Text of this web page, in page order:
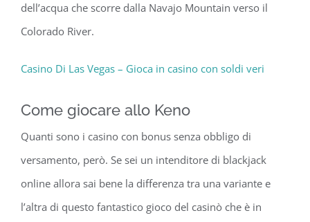
dell’acqua che scorre dalla Navajo Mountain verso il
Colorado River.
Casino Di Las Vegas – Gioca in casino con soldi veri
Come giocare allo Keno
Quanti sono i casino con bonus senza obbligo di
versamento, però. Se sei un intenditore di blackjack
online allora sai bene la differenza tra una variante e
l’altra di questo fantastico gioco del casinò che è in